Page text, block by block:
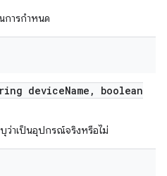
การกำหนด
deviceName ,
boolean
ว่าเป็นอุปกรณ์จริงหรือไม่